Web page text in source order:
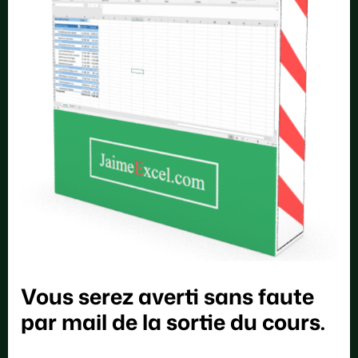
Vous serez averti sans faute
par mail de la sortie du cours.